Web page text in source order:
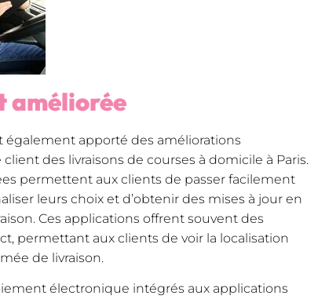
améliorée
également apporté des améliorations
des livraisons de courses à domicile à Paris.
permettent aux clients de passer facilement
leurs choix et d’obtenir des mises à jour en
Ces applications offrent souvent des
permettant aux clients de voir la localisation
de livraison.
électronique intégrés aux applications